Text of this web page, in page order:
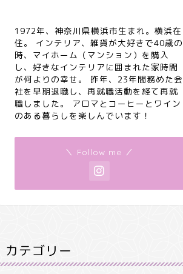
1972年、神奈川県横浜市生まれ。横浜在
住。 インテリア、雑貨が大好きで40歳の
時、マイホーム（マンション）を購入
し、好きなインテリアに囲まれた家時間
が何よりの幸せ。 昨年、23年間務めた会
社を早期退職し、再就職活動を経て再就
職しました。 アロマとコーヒーとワイン
のある暮らしを楽しんでいます！
＼ Follow me ／
カテゴリー